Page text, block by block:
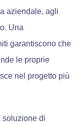
aziendale, agli
Una
garantiscono che
le proprie
nel progetto più
soluzione di